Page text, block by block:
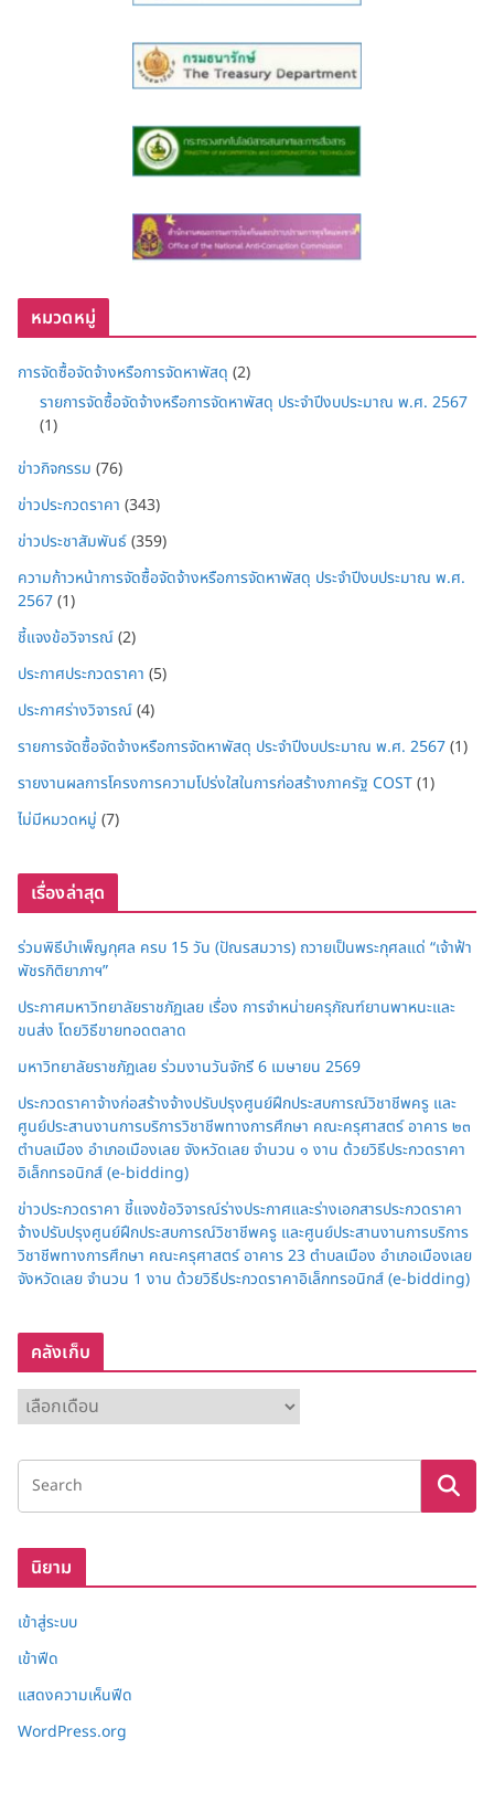
หมวดหมู่
การจัดซื้อจัดจ้างหรือการจัดหาพัสดุ (2)
รายการจัดซื้อจัดจ้างหรือการจัดหาพัสดุ ประจำปีงบประมาณ พ.ศ. 2567
(1)
ข่าวกิจกรรม (76)
ข่าวประกวดราคา (343)
ข่าวประชาสัมพันธ์(359)
ความก้าวหน้าการจัดซื้อจัดจ้างหรือการจัดหาพัสดุ ประจำปีงบประมาณ พ.ศ.
2567(1)
ชี้แจงข้อวิจารณ์(2)
ประกาศประกวดราคา (5)
ประกาศร่างวิจารณ์(4)
รายการจัดซื้อจัดจ้างหรือการจัดหาพัสดุ ประจำปีงบประมาณ พ.ศ. 2567(1)
รายงานผลการโครงการความโปร่งใสในการก่อสร้างภาครัฐ COST(1)
ไม่มีหมวดหมู่ (7)
เรื่องล่าสุด
ร่วมพิธีบำเพ็ญกุศล ครบ 15 วัน (ปัณรสมวาร) ถวายเป็นพระกุศลแด่ “เจ้าฟ้า
พัชรกิติยาภาฯ”
ประกาศมหาวิทยาลัยราชภัฏเลย เรื่อง การจำหน่ายครุภัณฑ์ยานพาหนะและ
ขนส่ง โดยวิธีขายทอดตลาด
มหาวิทยาลัยราชภัฏเลย ร่วมงานวันจักรี 6 เมษายน 2569
ประกวดราคาจ้างก่อสร้างจ้างปรับปรุงศูนย์ฝึกประสบการณ์วิชาชีพครู และ
ศูนย์ประสานงานการบริการวิชาชีพทางการศึกษา คณะครุศาสตร์ อาคาร ๒๓
ตำบลเมือง อำเภอเมืองเลย จังหวัดเลย จำนวน ๑ งาน ด้วยวิธีประกวดราคา
อิเล็กทรอนิกส์ (e-bidding)
ข่าวประกวดราคา ชี้แจงข้อวิจารณ์ร่างประกาศและร่างเอกสารประกวดราคา
จ้างปรับปรุงศูนย์ฝึกประสบการณ์วิชาชีพครู และศูนย์ประสานงานการบริการ
วิชาชีพทางการศึกษา คณะครุศาสตร์ อาคาร 23 ตำบลเมือง อำเภอเมืองเลย
จังหวัดเลย จำนวน 1 งาน ด้วยวิธีประกวดราคาอิเล็กทรอนิกส์ (e-bidding)
คลังเก็บ
ลั
ง
ก็
นิยาม
เข้าสู่ระบบ
เข้าฟีด
แสดงความเห็นฟีด
WordPress.org